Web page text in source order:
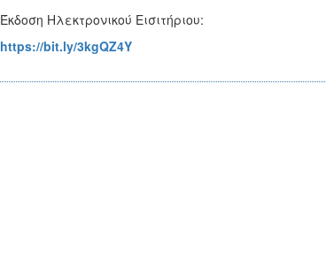
Έκδοση Ηλεκτρονικού Εισιτήριου:
https://bit.ly/3kgQZ4Y